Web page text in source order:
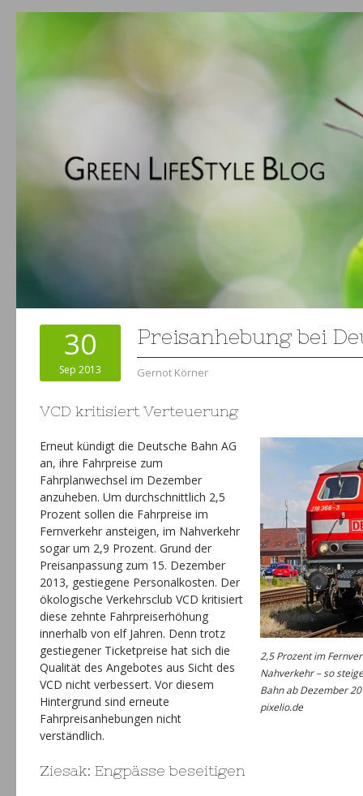
30
Sep 2013
Preisanhebung bei
Gernot Körner
VCD kritisiert Verteuerung
2,5 Prozent im
Nahverkehr – so
Bahn ab Dezember
pixelio.de
Erneut kündigt die Deutsche Bahn AG
an, ihre Fahrpreise zum
Fahrplanwechsel im Dezember
anzuheben. Um durchschnittlich 2,5
Prozent sollen die Fahrpreise im
Fernverkehr ansteigen, im Nahverkehr
sogar um 2,9 Prozent. Grund der
Preisanpassung zum 15. Dezember
2013, gestiegene Personalkosten. Der
ökologische Verkehrsclub VCD kritisiert
diese zehnte Fahrpreiserhöhung
innerhalb von elf Jahren. Denn trotz
gestiegener Ticketpreise hat sich die
Qualität des Angebotes aus Sicht des
VCD nicht verbessert. Vor diesem
Hintergrund sind erneute
Fahrpreisanhebungen nicht
verständlich.
Ziesak: Engpässe beseitigen